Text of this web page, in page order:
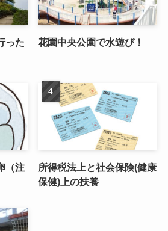
った
花園中央公園で水遊び！
（注
所得税法上と社会保険(健康
保健)上の扶養